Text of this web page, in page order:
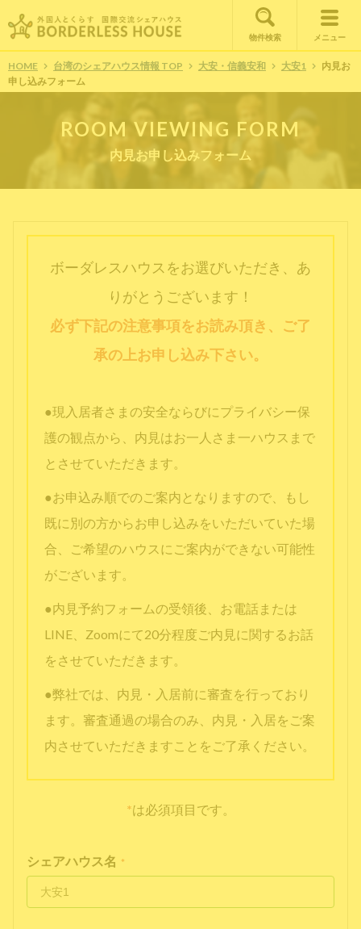
物件検索 メニュー
HOME 台湾のシェアハウス情報 TOP 大安・信義安和 大安1
内見お
申し込みフォーム
ROOM VIEWING FORM
内見お申し込みフォーム
ボーダレスハウスをお選びいただき、あ
りがとうございます！
必ず下記の注意事項をお読み頂き、ご了
承の上お申し込み下さい。
●現入居者さまの安全ならびにプライバシー保
護の観点から、内見はお一人さま一ハウスまで
とさせていただきます。
●お申込み順でのご案内となりますので、もし
既に別の方からお申し込みをいただいていた場
合、ご希望のハウスにご案内ができない可能性
がございます。
●内見予約フォームの受領後、お電話または
LINE、Zoomにて20分程度ご内見に関するお話
をさせていただきます。
●弊社では、内見・入居前に審査を行っており
ます。審査通過の場合のみ、内見・入居をご案
内させていただきますことをご了承ください。
*は必須項目です。
シェアハウス名 *